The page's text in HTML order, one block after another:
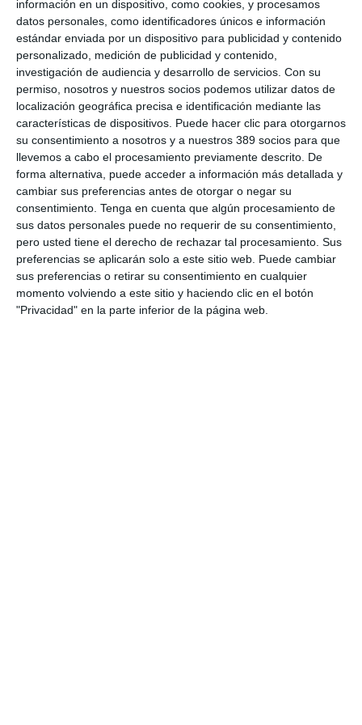
información en un dispositivo, como cookies, y procesamos
datos personales, como identificadores únicos e información
estándar enviada por un dispositivo para publicidad y contenido
personalizado, medición de publicidad y contenido,
investigación de audiencia y desarrollo de servicios. Con su
permiso, nosotros y nuestros socios podemos utilizar datos de
localización geográfica precisa e identificación mediante las
características de dispositivos. Puede hacer clic para otorgarnos
su consentimiento a nosotros y a nuestros 389 socios para que
llevemos a cabo el procesamiento previamente descrito. De
forma alternativa, puede acceder a información más detallada y
cambiar sus preferencias antes de otorgar o negar su
consentimiento. Tenga en cuenta que algún procesamiento de
sus datos personales puede no requerir de su consentimiento,
pero usted tiene el derecho de rechazar tal procesamiento. Sus
preferencias se aplicarán solo a este sitio web. Puede cambiar
sus preferencias o retirar su consentimiento en cualquier
momento volviendo a este sitio y haciendo clic en el botón
"Privacidad" en la parte inferior de la página web.
director mercantil,
Aurelio Gil, quien repasó los ingresos
generados a través de las compañías aseguradoras a lo largo
de 2025 y avanzó las previsiones de ingresos para 2026.
El tesorero,Antonio Conejos,presentó el presupuesto para
2026, que mantiene la continuidad respecto a las líneas de
actuación de años anteriores que fue aprobado por
unanimidad.
Si quiere recibir diariamente y GRATIS noticias como
esta, pinche aquí.
LO ÚLTIMO
Reale asegura la 72ª edición del Festival Internacional de Teatro
Clásico de Mérida
Aún quedan reglamentos pendientes para completar la Ley